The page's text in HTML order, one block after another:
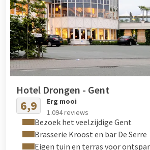
Hotel Drongen - Gent
6,9
Erg mooi
1.094 reviews
Bezoek het veelzijdige Gent
Brasserie Kroost en bar De Serre
Eigen tuin en terras voor